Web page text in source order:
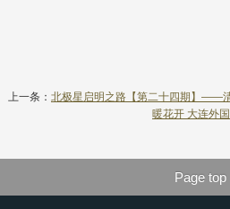
上一条： 北极星启明之路【第二十四期】——
暖花开 大连外
Page top